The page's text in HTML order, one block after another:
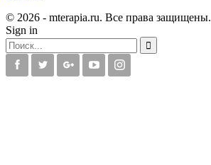
© 2026 - mterapia.ru. Все права защищены.
Sign in